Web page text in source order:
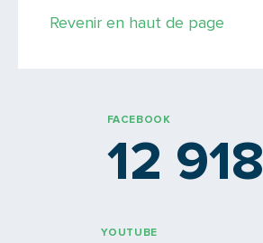
Revenir en haut de page
FACEBOOK
12 918
YOUTUBE